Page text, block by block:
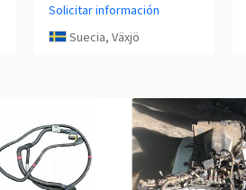
Solicitar información
Suecia, Växjö